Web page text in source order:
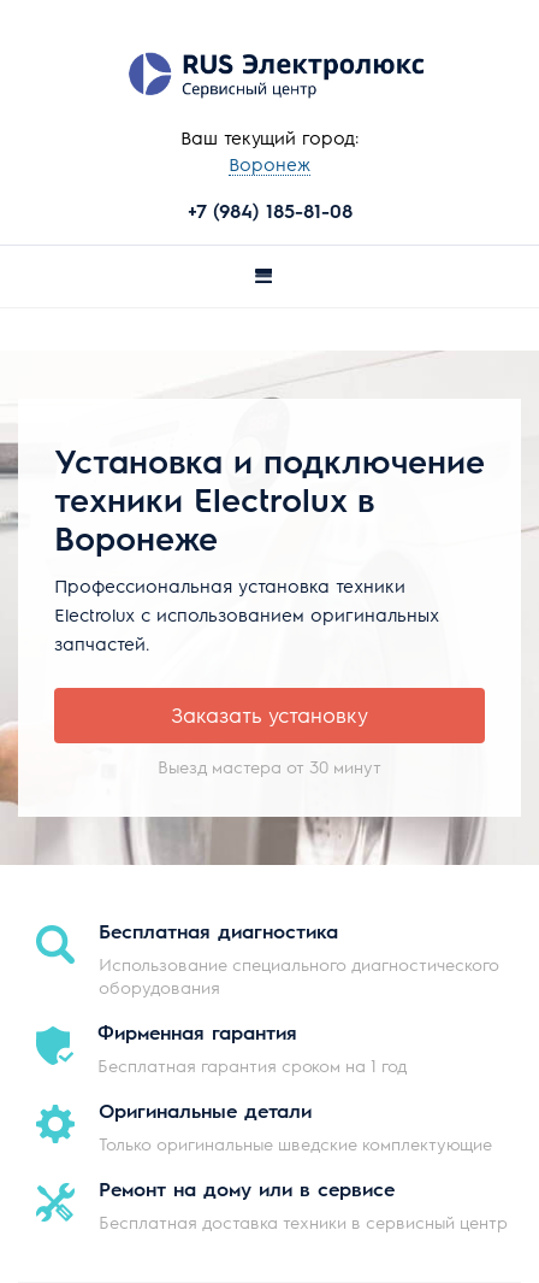
Ваш текущий город:
Воронеж
+7 (984) 185-81-08
Установка и подключение
техники Electrolux в
Воронеже
Профессиональная установка техники
Electrolux с использованием оригинальных
запчастей.
Заказать установку
Выезд мастера от 30 минут
Бесплатная диагностика
Использование специального диагностического
оборудования
Фирменная гарантия
Бесплатная гарантия сроком на 1 год
Оригинальные детали
Только оригинальные шведские комплектующие
Ремонт на дому или в сервисе
Бесплатная доставка техники в сервисный центр